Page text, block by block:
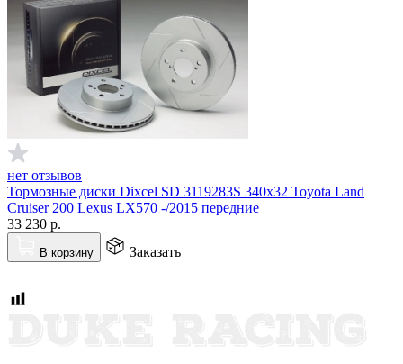
нет отзывов
Тормозные диски Dixcel SD 3119283S 340x32 Toyota Land
Cruiser 200 Lexus LX570 -/2015 передние
33 230 р.
В корзину Заказать